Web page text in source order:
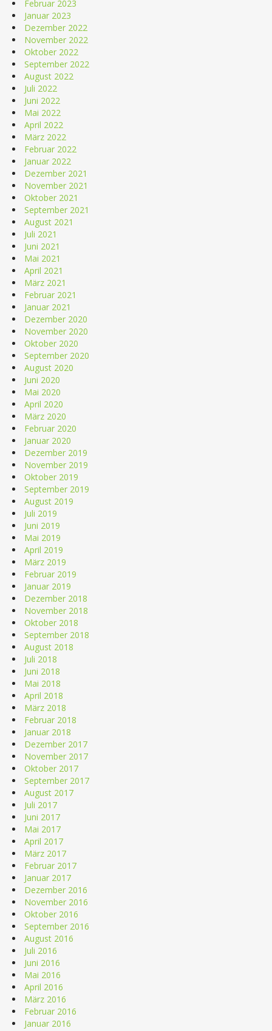
Februar 2023
Januar 2023
Dezember 2022
November 2022
Oktober 2022
September 2022
August 2022
Juli 2022
Juni 2022
Mai 2022
April 2022
März 2022
Februar 2022
Januar 2022
Dezember 2021
November 2021
Oktober 2021
September 2021
August 2021
Juli 2021
Juni 2021
Mai 2021
April 2021
März 2021
Februar 2021
Januar 2021
Dezember 2020
November 2020
Oktober 2020
September 2020
August 2020
Juni 2020
Mai 2020
April 2020
März 2020
Februar 2020
Januar 2020
Dezember 2019
November 2019
Oktober 2019
September 2019
August 2019
Juli 2019
Juni 2019
Mai 2019
April 2019
März 2019
Februar 2019
Januar 2019
Dezember 2018
November 2018
Oktober 2018
September 2018
August 2018
Juli 2018
Juni 2018
Mai 2018
April 2018
März 2018
Februar 2018
Januar 2018
Dezember 2017
November 2017
Oktober 2017
September 2017
August 2017
Juli 2017
Juni 2017
Mai 2017
April 2017
März 2017
Februar 2017
Januar 2017
Dezember 2016
November 2016
Oktober 2016
September 2016
August 2016
Juli 2016
Juni 2016
Mai 2016
April 2016
März 2016
Februar 2016
Januar 2016